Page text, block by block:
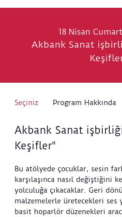
18 Nisan
Akbank Sanat
Seçiniz Program Hakkında
Akbank Sanat
Keşifler"
Bu atölyede çocuklar, sesin
karşılaşınca nasıl değiştiğini
yolculuğa çıkacaklar. Geri
malzemelerle üretecekleri ses
basit hoparlör düzenekleri